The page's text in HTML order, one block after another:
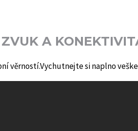
A
věrností.Vychutnejte si naplno